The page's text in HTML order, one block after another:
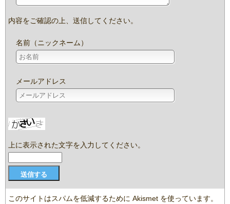
内容をご確認の上、送信してください。
名前（ニックネーム）
メールアドレス
上に表示された文字を入力してください。
このサイトはスパムを低減するために Akismet を使っています。